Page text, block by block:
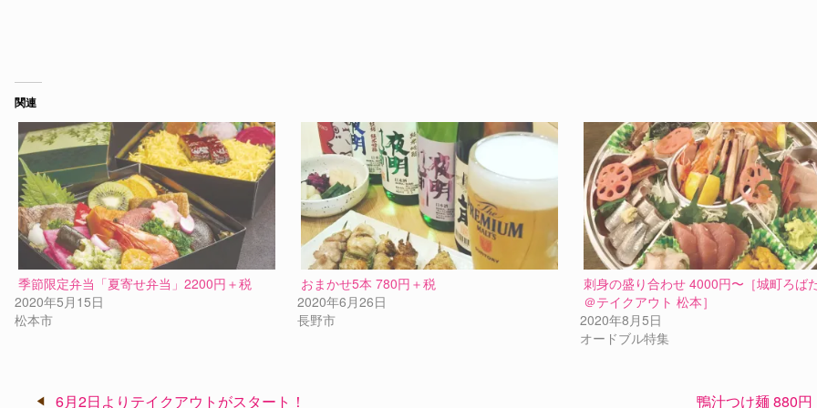
関連
季節限定弁当「夏寄せ弁当」2200円＋税
2020年5月15日
松本市
おまかせ5本 780円＋税
2020年6月26日
長野市
刺身の盛り合わせ 4000円〜［城町ろば
＠テイクアウト 松本］
2020年8月5日
オードブル特集
6月2日よりテイクアウトがスタート！ 鴨汁つけ麺 880円